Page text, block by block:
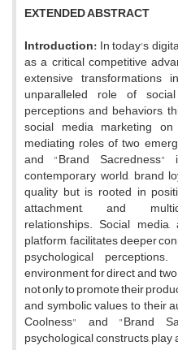
EXTENDED ABSTRACT
Introduction:In today's
as a critical competitive
extensive
unparalleled role of
perceptions and behaviors,
social media marketing
mediating roles of two
and "Brand
contemporary world, brand
quality but is rooted in
attachment, and
relationships. Social
platform, facilitates deeper
psychological
environment for direct and
not only to promote their
and symbolic values to their
Coolness" and "Brand
psychological constructs,